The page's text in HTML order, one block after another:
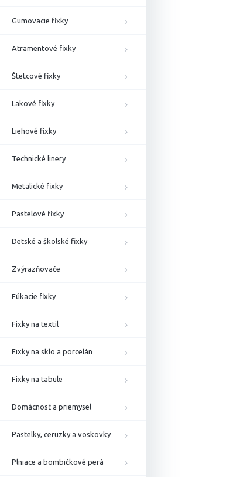
Gumovacie fixky
Atramentové fixky
Štetcové fixky
Lakové fixky
Liehové fixky
Technické linery
Metalické fixky
Pastelové fixky
Detské a školské fixky
Zvýrazňovače
Fúkacie fixky
Fixky na textil
Fixky na sklo a porcelán
Fixky na tabule
Domácnosť a priemysel
Pastelky, ceruzky a voskovky
Plniace a bombičkové perá